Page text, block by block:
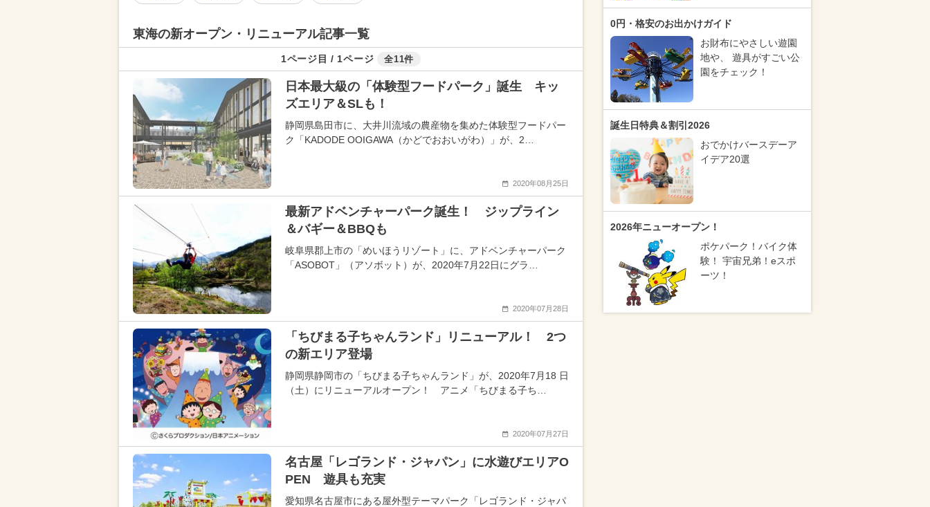
東海の新オープン・リニューアル記事一覧
1ページ目 / 1ページ 全11件
日本最大級の「体験型フードパーク」誕生 キッ
ズエリア＆SLも！
静岡県島田市に、大井川流域の農産物を集めた体験型フードパー
ク「KADODE OOIGAWA（かどでおおいがわ）」が、2…
2020年08月25日
最新アドベンチャーパーク誕生！ ジップライン
＆バギー＆BBQも
岐阜県郡上市の「めいほうリゾート」に、アドベンチャーパーク
「ASOBOT」（アソボット）が、2020年7月22日にグラ…
2020年07月28日
「ちびまる子ちゃんランド」リニューアル！ 2つ
の新エリア登場
静岡県静岡市の「ちびまる子ちゃんランド」が、2020年7月18 日
（土）にリニューアルオープン！ アニメ「ちびまる子ち…
2020年07月27日
名古屋「レゴランド・ジャパン」に水遊びエリアO
PEN 遊具も充実
愛知県名古屋市にある屋外型テーマパーク「レゴランド・ジャパ
0円・格安のお出かけガイド
お財布にやさしい遊園
地や、 遊具がすごい公
園をチェック！
誕生日特典＆割引2026
おでかけバースデーア
イデア20選
2026年ニューオープン！
ポケパーク！バイク体
験！ 宇宙兄弟！eスポ
ーツ！